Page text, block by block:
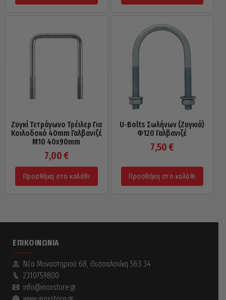
Ζυγκί Τετράγωνο Τρέιλερ Για
Κοιλοδοκό 40mm Γαλβανιζέ
M10 40x90mm
7,00 €
Προσθήκη στο καλάθι
U-Bolts Σωλήνων (Ζυγκιά)
Φ120 Γαλβανιζέ
7,50€
Προσθήκη στο καλάθι
ΕΠΙΚΟΙΝΩΝΊΑ
Νέα Mοναστηριού 68, Θεσσαλονίκη 563 34
2310759800
info@inoxstore.gr